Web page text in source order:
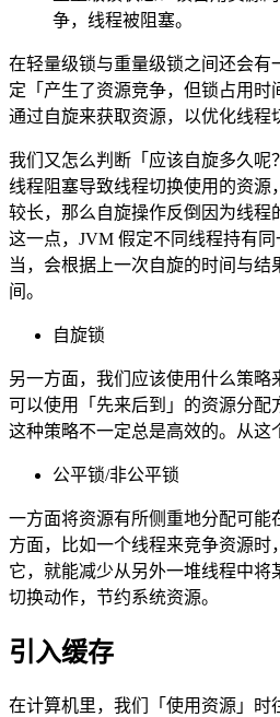
争，线程被阻塞。
在轻量级锁与重量级锁之间还会有
定「产生了资源竞争，但锁占用时
通过自旋来获取资源，以优化线程
我们又怎么判断「应该自旋多久呢
线程阻塞导致线程切换使用的资源
较长，那么自旋操作反倒因为线程
这一点，JVM 假定不同线程持有
当，会根据上一次自旋的时间与结
间。
自旋锁
另一方面，我们应该使用什么策略
可以使用「先来后到」的资源分配
这种策略不一定总是高效的。从这
公平锁/非公平锁
一方面将资源有所侧重地分配可能
方面，比如一个线程来竞争资源时
它，就能减少从另外一堆线程中将
切换动作，节约系统资源。
引入缓存
在计算机里，我们「使用资源」时